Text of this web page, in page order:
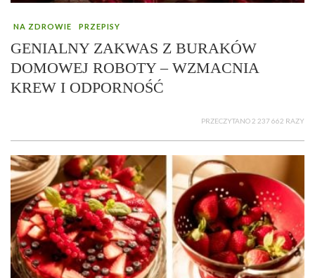
NA ZDROWIE PRZEPISY
GENIALNY ZAKWAS Z BURAKÓW
DOMOWEJ ROBOTY – WZMACNIA
KREW I ODPORNOŚĆ
PRZECZYTANO 2 237 662 RAZY